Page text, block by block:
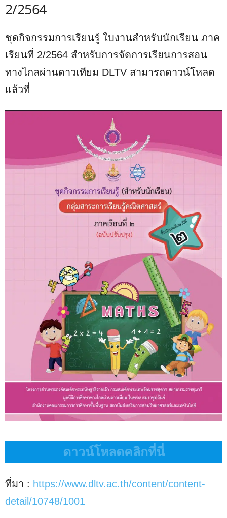
2/2564
ชุดกิจกรรมการเรียนรู้ ใบงานสำหรับนักเรียน ภาค
เรียนที่ 2/2564 สำหรับการจัดการเรียนการสอน
ทางไกลผ่านดาวเทียม DLTV สามารถดาวน์โหลด
แล้วที่
ดาวน์โหลดคลิกที่นี่
ที่มา : https://www.dltv.ac.th/content/content-
detail/10748/1001